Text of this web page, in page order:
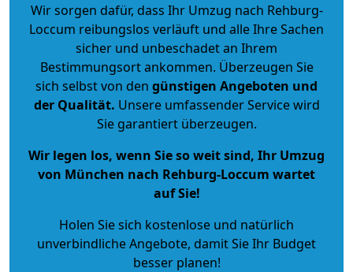
Wir sorgen dafür, dass Ihr Umzug nach Rehburg-
Loccum reibungslos verläuft und alle Ihre Sachen
sicher und unbeschadet an Ihrem
Bestimmungsort ankommen. Überzeugen Sie
sich selbst von den günstigen Angeboten und
der Qualität. Unsere umfassender Service wird
Sie garantiert überzeugen.
Wir legen los, wenn Sie so weit sind, Ihr Umzug
von München nach Rehburg-Loccum wartet
auf Sie!
Holen Sie sich kostenlose und natürlich
unverbindliche Angebote, damit Sie Ihr Budget
besser planen!